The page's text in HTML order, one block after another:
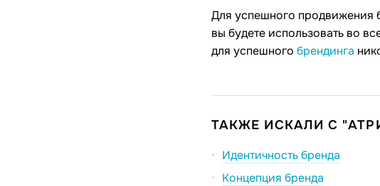
Для успешного продвижения
вы будете использовать во
для успешного брендинга
ТАКЖЕ ИСКАЛИ С
Идентичность бренда
Концепция бренда